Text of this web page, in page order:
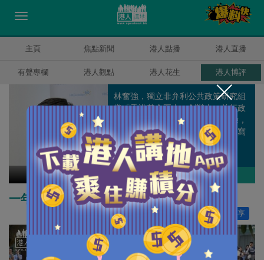
主頁 焦點新聞 港人點播 港人直播
有聲專欄 港人觀點 港人花生 港人博評
林奮強
林奮強，獨立非弁利公共政策研究組
織「香港黃金五十」創辦人，前行政
會議成員，近30年金融及管理經驗，
於《經濟日報》、《晴報》定期撰寫
專欄文章。
作者其他博評
一年了
分享
讚好 0